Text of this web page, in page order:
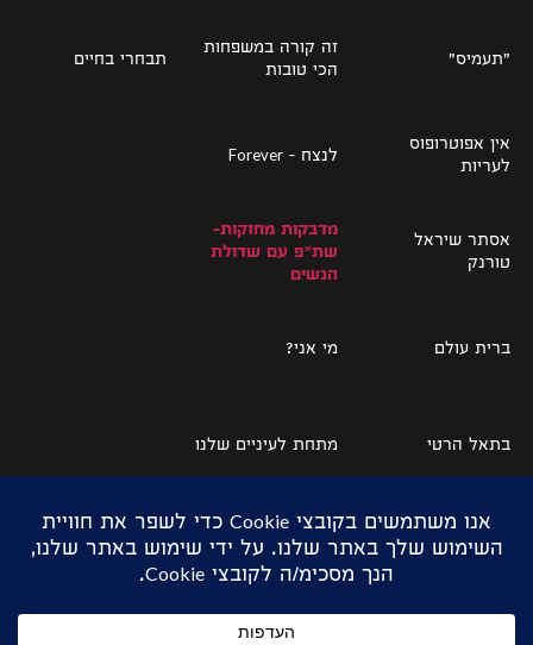
"תעמיס"
אין אפוטרופוס
לעריות
אסתר שיראל
טורנק
ברית עולם
בתאל הרטי
הזמנה לחיים
זה קורה במשפחות
הכי טובות
לנצח – Forever
מדבקות מחזקות-
שת״פ עם שדולת
הנשים
מי אני?
מתחת לעיניים שלנו
נגה באומס
ניצן רביבו
תבחרי בחיים